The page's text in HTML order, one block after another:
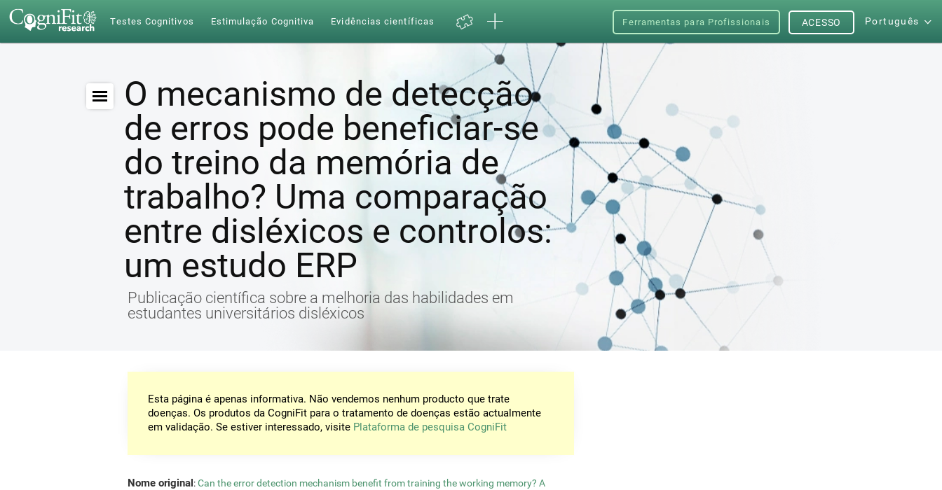
Testes Cognitivos Estimulação Cognitiva Evidências científicas Ferramentas para Profissionais Português
ACESSO
O mecanismo de detecção
de erros pode beneficiar-se
do treino da memória de
trabalho? Uma comparação
entre disléxicos e controlos:
um estudo ERP
Publicação científica sobre a melhoria das habilidades em
estudantes universitários disléxicos
Esta página é apenas informativa. Não vendemos nenhum producto que trate
doenças. Os produtos da CogniFit para o tratamento de doenças estão actualmente
em validação. Se estiver interessado, visite Plataforma de pesquisa CogniFit
Nome original:Can the error detection mechanism benefit from training the working memory? A